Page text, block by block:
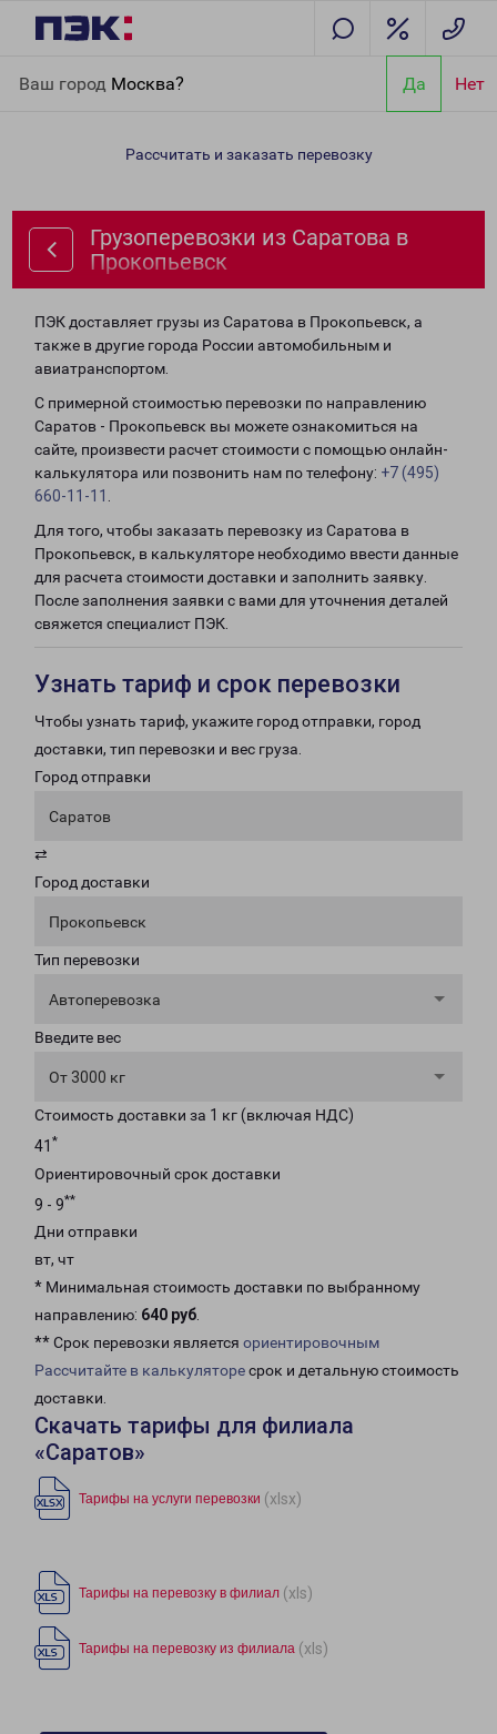
Ваш город Москва? Да Нет
Прокопьевск
Рассчитать и заказать перевозку
Грузоперевозки из Саратова в
Прокопьевск
ПЭК доставляет грузы из Саратова в Прокопьевск, а
также в другие города России автомобильным и
авиатранспортом.
С примерной стоимостью перевозки по направлению
Саратов - Прокопьевск вы можете ознакомиться на
сайте, произвести расчет стоимости с помощью онлайн-
калькулятора или позвонить нам по телефону: +7 (495)
660-11-11
Для того, чтобы заказать перевозку из Саратова в
Прокопьевск, в калькуляторе необходимо ввести данные
для расчета стоимости доставки и заполнить заявку.
После заполнения заявки с вами для уточнения деталей
свяжется специалист ПЭК.
Узнать тариф и срок перевозки
Чтобы узнать тариф, укажите город отправки, город
доставки, тип перевозки и вес груза.
Город отправки
Саратов
⇄
Город доставки
Прокопьевск
Тип перевозки
Автоперевозка
Введите вес
От 3000 кг
Стоимость доставки за 1 кг (включая НДС)
41 *
Ориентировочный срок доставки
9 - 9**
Дни отправки
вт, чт
* Минимальная стоимость доставки по выбранному
направлению: 640 руб.
** Срок перевозки является ориентировочным
Рассчитайте в калькуляторесрок и детальную стоимость
доставки.
Скачать тарифы для филиала
«Саратов»
Тарифы на услуги перевозки (xlsx)
Тарифы на перевозку в филиал (xls)
Тарифы на перевозку из филиала (xls)